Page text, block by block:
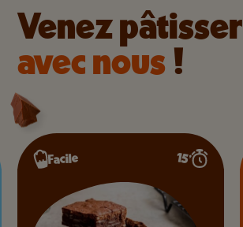
Venez pâtisser
avec nous!
Facile 15’